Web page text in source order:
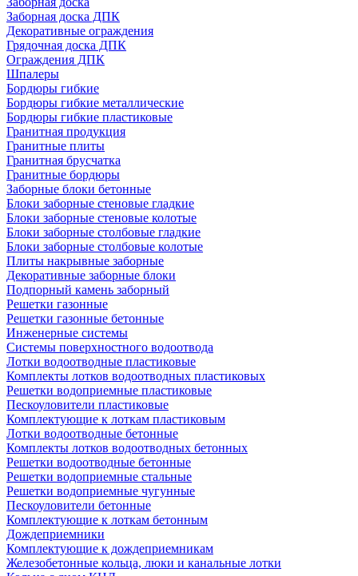
Заборная доска ДПК
Декоративные ограждения
Грядочная доска ДПК
Ограждения ДПК
Шпалеры
Бордюры гибкие
Бордюры гибкие металлические
Бордюры гибкие пластиковые
Гранитная продукция
Гранитные плиты
Гранитная брусчатка
Гранитные бордюры
Заборные блоки бетонные
Блоки заборные стеновые гладкие
Блоки заборные стеновые колотые
Блоки заборные столбовые гладкие
Блоки заборные столбовые колотые
Плиты накрывные заборные
Декоративные заборные блоки
Подпорный камень заборный
Решетки газонные
Решетки газонные бетонные
Инженерные системы
Системы поверхностного водоотвода
Лотки водоотводные пластиковые
Комплекты лотков водоотводных пластиковых
Решетки водоприемные пластиковые
Пескоуловители пластиковые
Комплектующие к лоткам пластиковым
Лотки водоотводные бетонные
Комплекты лотков водоотводных бетонных
Решетки водоотводные бетонные
Решетки водоприемные стальные
Решетки водоприемные чугунные
Пескоуловители бетонные
Комплектующие к лоткам бетонным
Дождеприемники
Комплектующие к дождеприемникам
Железобетонные кольца, люки и канальные лотки